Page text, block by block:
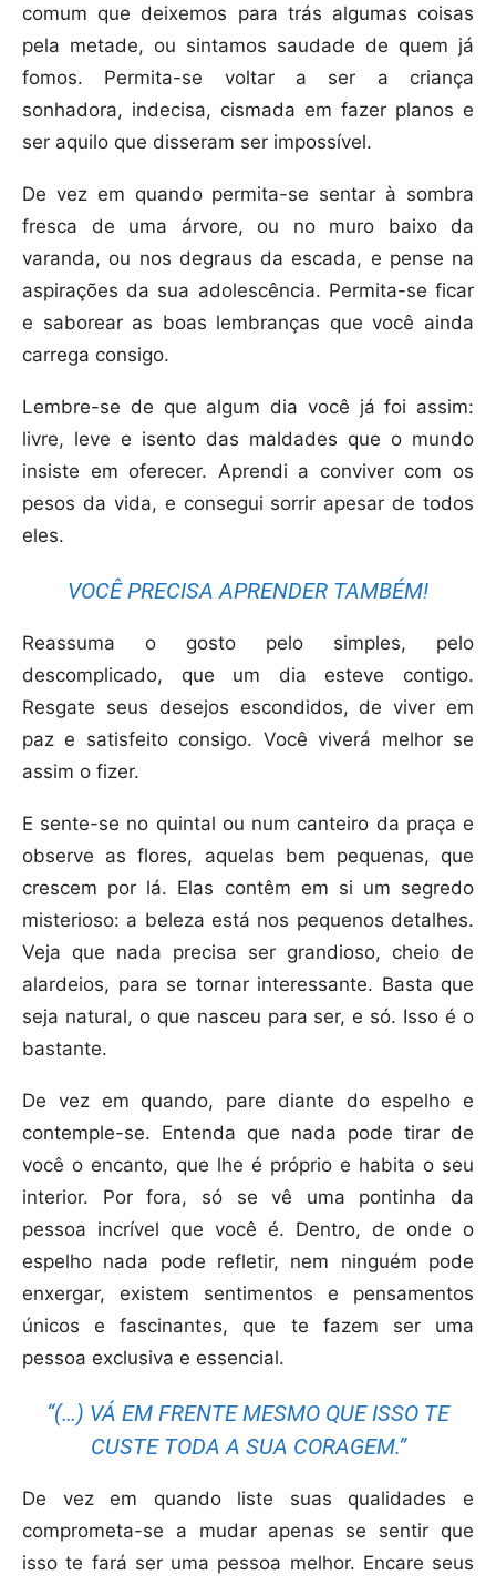
comum que deixemos para trás algumas coisas
pela metade, ou sintamos saudade de quem já
fomos. Permita-se voltar a ser a criança
sonhadora, indecisa, cismada em fazer planos e
ser aquilo que disseram ser impossível.
De vez em quando permita-se sentar à sombra
fresca de uma árvore, ou no muro baixo da
varanda, ou nos degraus da escada, e pense na
aspirações da sua adolescência. Permita-se ficar
e saborear as boas lembranças que você ainda
carrega consigo.
Lembre-se de que algum dia você já foi assim:
livre, leve e isento das maldades que o mundo
insiste em oferecer. Aprendi a conviver com os
pesos da vida, e consegui sorrir apesar de todos
eles.
VOCÊ PRECISA APRENDER TAMBÉM!
Reassuma o gosto pelo simples, pelo
descomplicado, que um dia esteve contigo.
Resgate seus desejos escondidos, de viver em
paz e satisfeito consigo. Você viverá melhor se
assim o fizer.
E sente-se no quintal ou num canteiro da praça e
observe as flores, aquelas bem pequenas, que
crescem por lá. Elas contêm em si um segredo
misterioso: a beleza está nos pequenos detalhes.
Veja que nada precisa ser grandioso, cheio de
alardeios, para se tornar interessante. Basta que
seja natural, o que nasceu para ser, e só. Isso é o
bastante.
De vez em quando, pare diante do espelho e
contemple-se. Entenda que nada pode tirar de
você o encanto, que lhe é próprio e habita o seu
interior. Por fora, só se vê uma pontinha da
pessoa incrível que você é. Dentro, de onde o
espelho nada pode refletir, nem ninguém pode
enxergar, existem sentimentos e pensamentos
únicos e fascinantes, que te fazem ser uma
pessoa exclusiva e essencial.
“(…) VÁ EM FRENTE MESMO QUE ISSO TE
CUSTE TODA A SUA CORAGEM.”
De vez em quando liste suas qualidades e
comprometa-se a mudar apenas se sentir que
isso te fará ser uma pessoa melhor. Encare seus